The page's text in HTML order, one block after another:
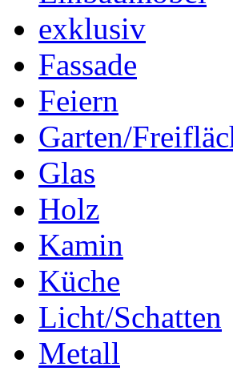
exklusiv
Fassade
Feiern
Garten/
Glas
Holz
Kamin
Küche
Licht/Schatten
Metall